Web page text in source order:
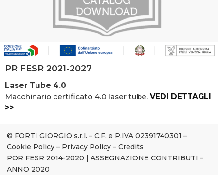
PR FESR 2021-2027
Laser Tube 4.0
Macchinario certificato 4.0 laser tube. VEDI DETTAGLI
>>
© FORTI GIORGIO s.r.l. – C.F. e P.IVA 02391740301 –
Cookie Policy – Privacy Policy – Credits
POR FESR 2014-2020 | ASSEGNAZIONE CONTRIBUTI –
ANNO 2020